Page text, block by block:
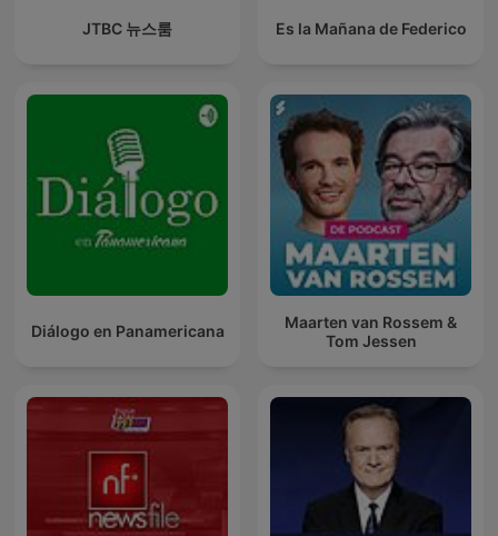
JTBC 뉴스룸 Es la Mañana de Federico
Diálogo en Panamericana
Maarten van Rossem &
Tom Jessen